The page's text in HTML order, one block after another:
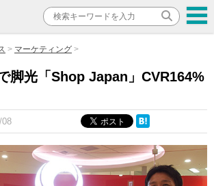
マーケティング
脚光「Shop Japan」CVR164%
08